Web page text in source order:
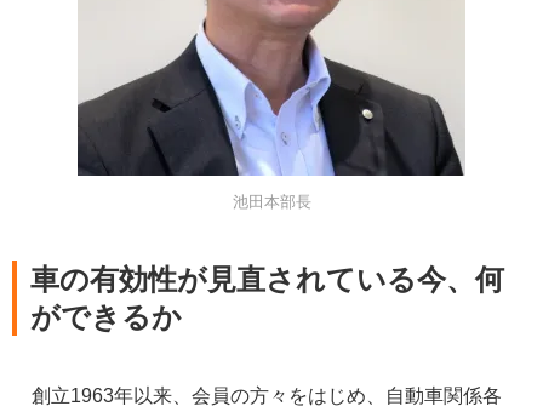
池田本部長
車の有効性が見直されている今、何
ができるか
創立1963年以来、会員の方々をはじめ、自動車関係各